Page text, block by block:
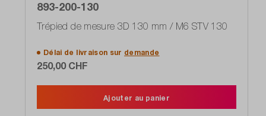
893-200-130
Trépied de mesure 3D 130 mm / M6 STV 130
Délai de livraison sur demande
250,00 CHF
Ajouter au panier